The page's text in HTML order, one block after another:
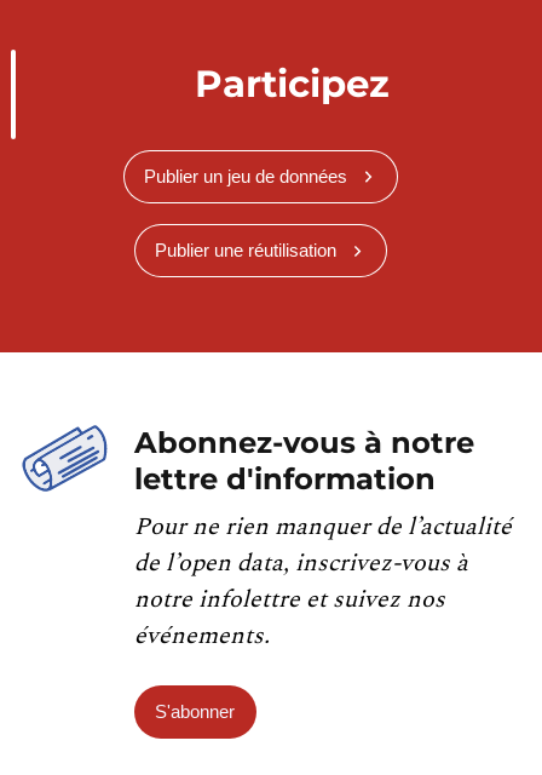
Participez
Publier un jeu de données
Publier une réutilisation
Abonnez-vous à notre
lettre d'information
Pour ne rien manquer de l’actualité
de l’open data, inscrivez-vous à
notre infolettre et suivez nos
événements.
S'abonner